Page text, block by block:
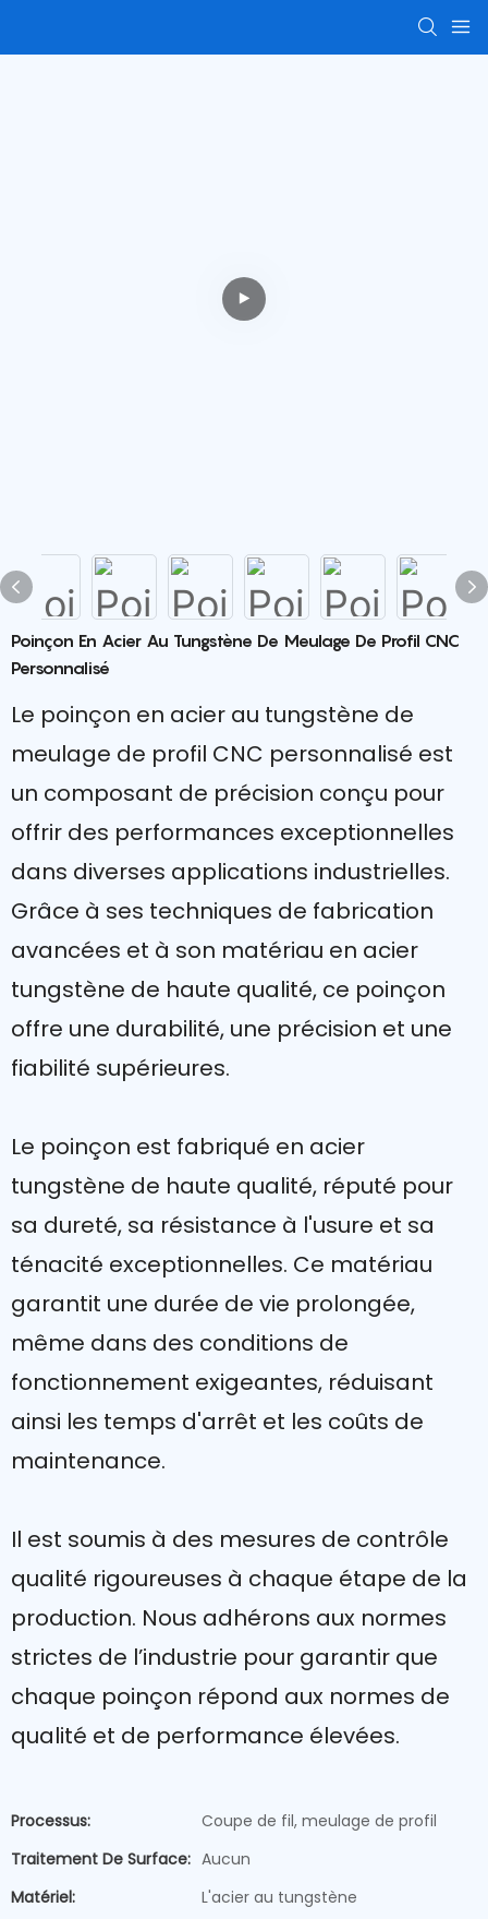
Poinçon En Acier Au Tungstène De Meulage De Profil CNC
Personnalisé
Le poinçon en acier au tungstène de
meulage de profil CNC personnalisé est
un composant de précision conçu pour
offrir des performances exceptionnelles
dans diverses applications industrielles.
Grâce à ses techniques de fabrication
avancées et à son matériau en acier
tungstène de haute qualité, ce poinçon
offre une durabilité, une précision et une
fiabilité supérieures.
Le poinçon est fabriqué en acier
tungstène de haute qualité, réputé pour
sa dureté, sa résistance à l'usure et sa
ténacité exceptionnelles. Ce matériau
garantit une durée de vie prolongée,
même dans des conditions de
fonctionnement exigeantes, réduisant
ainsi les temps d'arrêt et les coûts de
maintenance.
Il est soumis à des mesures de contrôle
qualité rigoureuses à chaque étape de la
production. Nous adhérons aux normes
strictes de l’industrie pour garantir que
chaque poinçon répond aux normes de
qualité et de performance élevées.
Processus:
Coupe de fil, meulage de profil
Traitement De Surface: Aucun
Matériel:
L'acier au tungstène